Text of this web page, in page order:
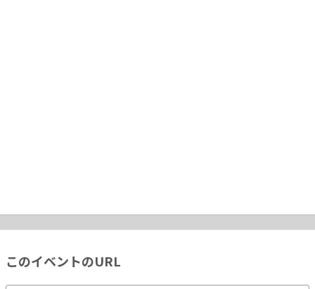
このイベントのURL